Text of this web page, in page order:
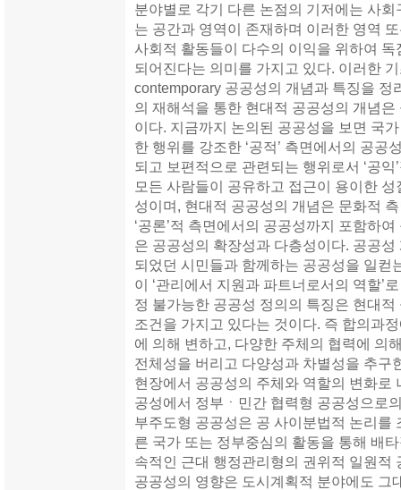
분야별로 각기 다른 논점의 기저에는 사
는 공간과 영역이 존재하며 이러한 영역
사회적 활동들이 다수의 이익을 위하여
되어진다는 의미를 가지고 있다. 이러한
contemporary 공공성의 개념과 특징을 정
의 재해석을 통한 현대적 공공성의 개념
이다. 지금까지 논의된 공공성을 보면 국
한 행위를 강조한 ‘공적’ 측면에서의 공공
되고 보편적으로 관련되는 행위로서 ‘공
모든 사람들이 공유하고 접근이 용이한 성
성이며, 현대적 공공성의 개념은 문화적
‘공론’적 측면에서의 공공성까지 포함하
은 공공성의 확장성과 다층성이다. 공공
되었던 시민들과 함께하는 공공성을 일컫
이 ‘관리에서 지원과 파트너로서의 역할’
정 불가능한 공공성 정의의 특징은 현대
조건을 가지고 있다는 것이다. 즉 합의과
에 의해 변하고, 다양한 주체의 협력에 의
전체성을 버리고 다양성과 차별성을 추구
현장에서 공공성의 주체와 역할의 변화로
공성에서 정부ㆍ민간 협력형 공공성으로
부주도형 공공성은 공 사이분법적 논리를
른 국가 또는 정부중심의 활동을 통해 배
속적인 근대 행정관리형의 권위적 일원적
공공성의 영향은 도시계획적 분야에도 그